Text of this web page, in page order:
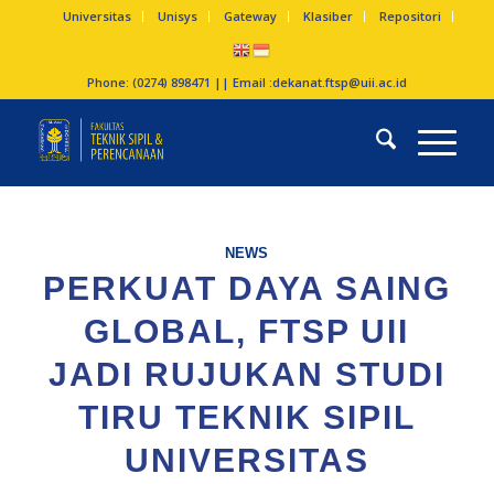
Universitas Unisys Gateway Klasiber Repositori
Phone: (0274) 898471 || Email :dekanat.ftsp@uii.ac.id
NEWS
PERKUAT DAYA SAING
GLOBAL, FTSP UII
JADI RUJUKAN STUDI
TIRU TEKNIK SIPIL
UNIVERSITAS